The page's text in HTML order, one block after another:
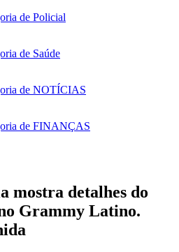
mostra detalhes do
Grammy Latino.